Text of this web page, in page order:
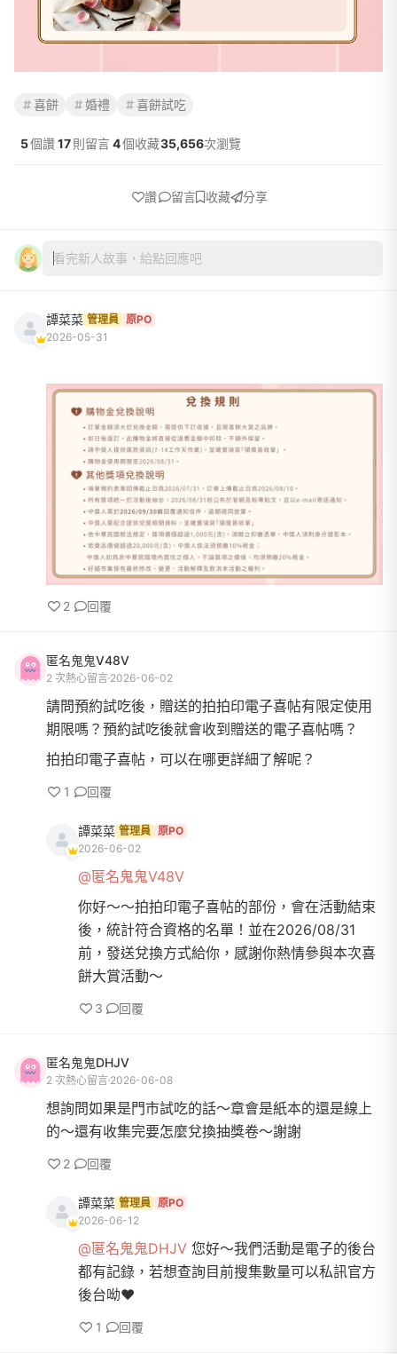
喜餅 婚禮 喜餅試吃
5個讚17 則留言4個收藏35,656次瀏覽
讚 留言 收藏 分享
看完新人故事，給點回應吧
譚菜菜 管理員 原PO
2026-05-31
2 回覆
匿名鬼鬼V48V
2 次熱心留言 2026-06-02
請問預約試吃後，贈送的拍拍印電子喜帖有限定使用
期限嗎？預約試吃後就會收到贈送的電子喜帖嗎？
拍拍印電子喜帖，可以在哪更詳細了解呢？
1 回覆
譚菜菜 管理員
原PO
2026-06-02
@匿名鬼鬼V48V
你好～～拍拍印電子喜帖的部份，會在活動結束
後，統計符合資格的名單！並在2026/08/31
前，發送兌換方式給你，感謝你熱情參與本次喜
餅大賞活動～
3 回覆
匿名鬼鬼DHJV
2 次熱心留言 2026-06-08
想詢問如果是門市試吃的話～章會是紙本的還是線上
的～還有收集完要怎麼兌換抽獎卷～謝謝
2 回覆
譚菜菜 管理員
原PO
2026-06-12
@匿名鬼鬼DHJV 您好～我們活動是電子的後台
都有記錄，若想查詢目前搜集數量可以私訊官方
後台呦❤️
1 回覆